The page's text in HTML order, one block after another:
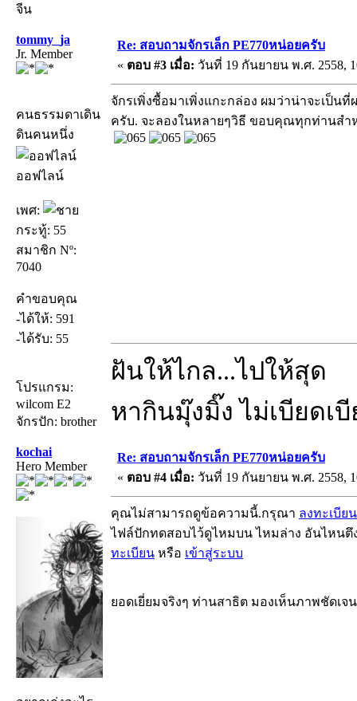
จีน
tommy_ja
Jr. Member
คนธรรมดาเดิน
ดินคนหนึ่ง
ออฟไลน์
เพศ:
กระทู้: 55
สมาชิก Nº:
7040
คำขอบคุณ
-ได้ให้: 591
-ได้รับ: 55
โปรแกรม:
wilcom E2
จักรปัก: brother
Re: สอบถามจักรเล็ก PE770หน่อยครับ
« ตอบ #3 เมื่อ: วันที่ 19 กันยายน พ.ศ. 2558,
จักรเพิ่งซื้อมาเพิ่งแกะกล่อง ผมว่าน่าจะเป็น
ครับ. จะลองในหลายๆวิธี ขอบคุณทุกท่านสำ
ฝันให้ไกล...ไปให้สุด
หากินมุ๊งมิ๊ง ไม่เบียดเ
kochai
Hero Member
Re: สอบถามจักรเล็ก PE770หน่อยครับ
« ตอบ #4 เมื่อ: วันที่ 19 กันยายน พ.ศ. 2558,
คุณไม่สามารถดูข้อความนี้.กรุณา ลงทะเบียน
ไฟล์ปักทดสอบไว้ดูไหมบน ไหมล่าง อันไห
ทะเบียน หรือ เข้าสู่ระบบ
ยอดเยี่ยมจริงๆ ท่านสาธิต มองเห็นภาพชัดเ